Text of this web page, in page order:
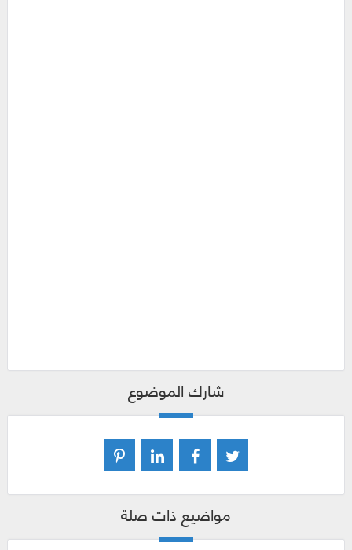
شارك الموضوع
مواضيع ذات صلة